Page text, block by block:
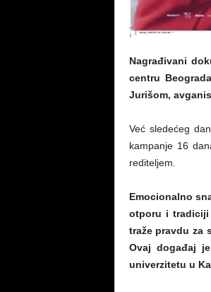
Nagrađivani
centru
Jurišom,
Već sledećeg
kampanje 16
rediteljem.
Emocionalno
otporu i tradiciji
traže pravdu za
Ovaj događaj
univerzitetu u